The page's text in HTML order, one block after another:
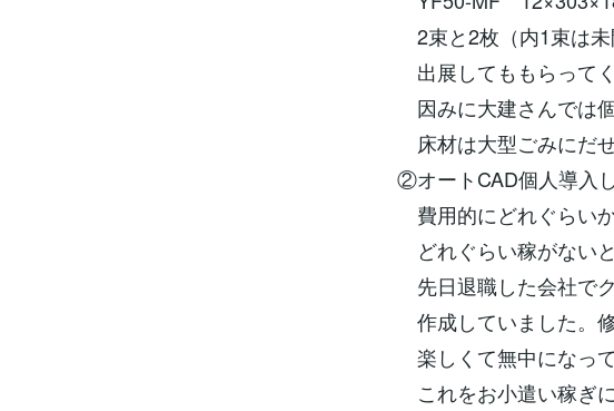
2束と2枚（内1束は未
出展してももらって
因みに大建さんでは
床材は大型ごみにだ
②オートCAD個人導入
費用的にどれぐらい
どれぐらい稼がない
先日退職した会社で
作成していました。
楽しくて無中になっ
これをお小遣い稼ぎ